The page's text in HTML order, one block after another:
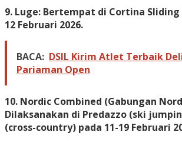
9. Luge: Bertempat di Cortina Sliding
12 Februari 2026.
BACA: DSIL Kirim Atlet Terbaik
Pariaman Open
10. Nordic Combined (Gabungan
Dilaksanakan di Predazzo (ski
(cross-country) pada 11-19 Februari